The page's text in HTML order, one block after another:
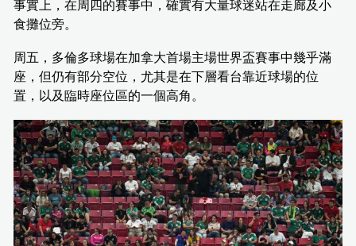
事實上，在周四的賽事中，確實有大量球迷站在走廊及小
食攤位旁。
周五，多倫多球場在加拿大首場主場世界盃賽事中幾乎滿
座，但仍有部分空位，尤其是在下層看台靠近球場的位
置，以及臨時座位區的一個高角。